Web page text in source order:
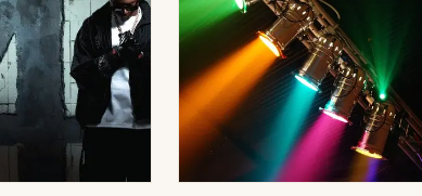
Newsletter des sorties
Artistes en tournée